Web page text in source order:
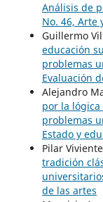
Análisis de
No. 46, Arte
Guillermo
educación
problemas
Evaluación
Alejandro
por la
problemas
Estado y
Pilar
tradición
de las artes